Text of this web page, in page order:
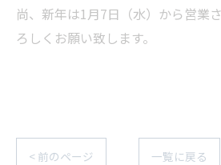
尚、新年は1月7日（水）から営業
ろしくお願い致します。
< 前のページ 一覧に戻る